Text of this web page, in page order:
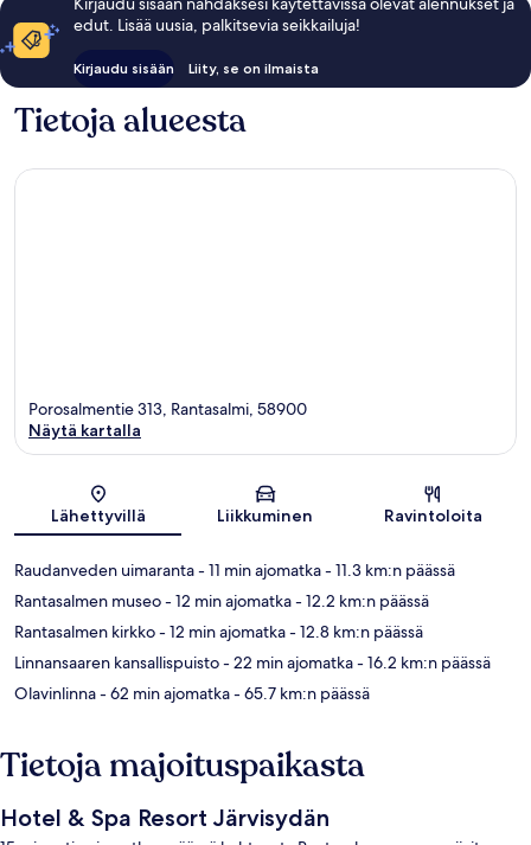
edut. Lisää uusia, palkitsevia seikkailuja!
Kirjaudu sisään Liity, se on ilmaista
Tietoja alueesta
Kartta
Porosalmentie 313, Rantasalmi, 58900
Näytä kartalla
Lähettyvillä Liikkuminen Ravintoloita
Raudanveden uimaranta- 11 min ajomatka- 11.3 km:n päässä
Rantasalmen museo- 12 min ajomatka- 12.2 km:n päässä
Rantasalmen kirkko- 12 min ajomatka- 12.8 km:n päässä
Linnansaaren kansallispuisto- 22 min ajomatka- 16.2 km:n päässä
Olavinlinna- 62 min ajomatka- 65.7 km:n päässä
Tietoja majoituspaikasta
Hotel & Spa Resort Järvisydän